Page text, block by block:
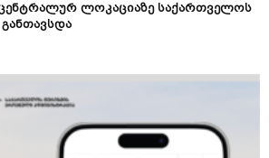
ლოკაციაზე საქართველოს